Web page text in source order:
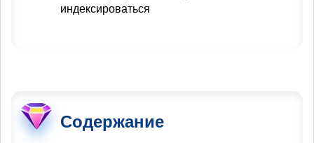
индексироваться
Содержание